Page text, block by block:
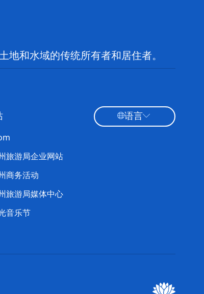
地和水域的传统所有者和居住者。
旅游局企业网站
商务活动
旅游局媒体中心
音乐节
语言